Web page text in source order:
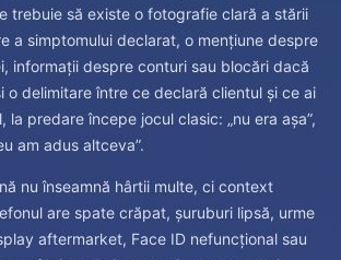
trebuie să existe o fotografie clară a stării
a simptomului declarat, o mențiune despre
informații despre conturi sau blocări dacă
o delimitare între ce declară clientul și ce ai
la predare începe jocul clasic: „nu era așa”,
am adus altceva”.
nu înseamnă hârtii multe, ci context
are spate crăpat, șuruburi lipsă, urme
aftermarket, Face ID nefuncțional sau